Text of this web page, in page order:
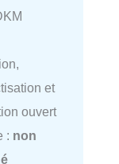
et
ouvert
: non